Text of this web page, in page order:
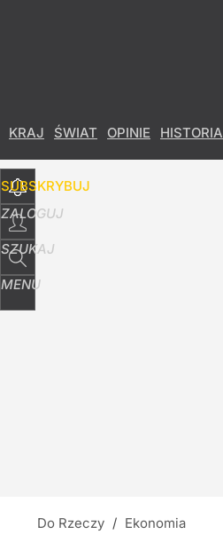
KRAJ ŚWIAT OPINIE HISTORIA
SUBSKRYBUJ
ZALOGUJ
SZUKAJ
MENU
Do Rzeczy / Ekonomia